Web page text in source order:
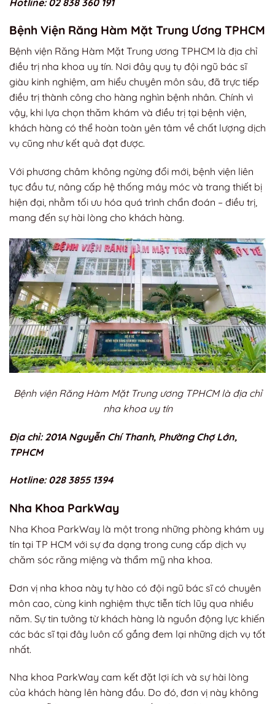
Bệnh Viện Răng Hàm Mặt Trung Ương TPHCM
Bệnh viện Răng Hàm Mặt Trung ương TPHCM là địa chỉ
điều trị nha khoa uy tín. Nơi đây quy tụ đội ngũ bác sĩ
giàu kinh nghiệm, am hiểu chuyên môn sâu, đã trực tiếp
điều trị thành công cho hàng nghìn bệnh nhân. Chính vì
vậy, khi lựa chọn thăm khám và điều trị tại bệnh viện,
khách hàng có thể hoàn toàn yên tâm về chất lượng dịch
vụ cũng như kết quả đạt được.
Với phương châm không ngừng đổi mới, bệnh viện liên
tục đầu tư, nâng cấp hệ thống máy móc và trang thiết bị
hiện đại, nhằm tối ưu hóa quá trình chẩn đoán – điều trị,
mang đến sự hài lòng cho khách hàng.
Bệnh viện Răng Hàm Mặt Trung ương TPHCM là địa chỉ
nha khoa uy tín
Địa chỉ: 201A Nguyễn Chí Thanh, Phường Chợ Lớn,
TPHCM
Hotline: 028 3855 1394
Nha Khoa ParkWay
Nha Khoa ParkWay là một trong những phòng khám uy
tín tại TP HCM với sự đa dạng trong cung cấp dịch vụ
chăm sóc răng miệng và thẩm mỹ nha khoa.
Đơn vị nha khoa này tự hào có đội ngũ bác sĩ có chuyên
môn cao, cùng kinh nghiệm thực tiễn tích lũy qua nhiều
năm. Sự tin tưởng từ khách hàng là nguồn động lực khiến
các bác sĩ tại đây luôn cố gắng đem lại những dịch vụ tốt
nhất.
Nha khoa ParkWay cam kết đặt lợi ích và sự hài lòng
của khách hàng lên hàng đầu. Do đó, đơn vị này không